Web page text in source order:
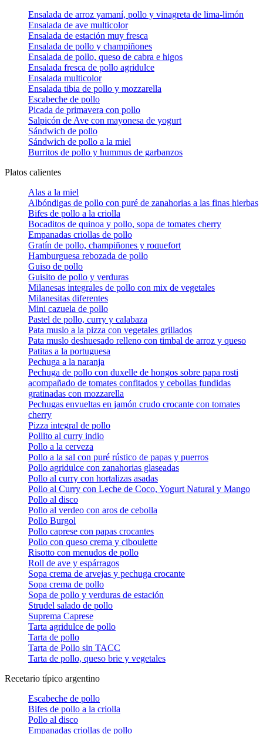
Ensalada de arroz yamaní, pollo y vinagreta de lima-limón
Ensalada de ave multicolor
Ensalada de estación muy fresca
Ensalada de pollo y champiñones
Ensalada de pollo, queso de cabra e higos
Ensalada fresca de pollo agridulce
Ensalada multicolor
Ensalada tibia de pollo y mozzarella
Escabeche de pollo
Picada de primavera con pollo
Salpicón de Ave con mayonesa de yogurt
Sándwich de pollo
Sándwich de pollo a la miel
Burritos de pollo y hummus de garbanzos
Platos calientes
Alas a la miel
Albóndigas de pollo con puré de zanahorias a las finas hierbas
Bifes de pollo a la criolla
Bocaditos de quinoa y pollo, sopa de tomates cherry
Empanadas criollas de pollo
Gratín de pollo, champiñones y roquefort
Hamburguesa rebozada de pollo
Guiso de pollo
Guisito de pollo y verduras
Milanesas integrales de pollo con mix de vegetales
Milanesitas diferentes
Mini cazuela de pollo
Pastel de pollo, curry y calabaza
Pata muslo a la pizza con vegetales grillados
Pata muslo deshuesado relleno con timbal de arroz y queso
Patitas a la portuguesa
Pechuga a la naranja
Pechuga de pollo con duxelle de hongos sobre papa rosti
acompañado de tomates confitados y cebollas fundidas
gratinadas con mozzarella
Pechugas envueltas en jamón crudo crocante con tomates
cherry
Pizza integral de pollo
Pollito al curry indio
Pollo a la cerveza
Pollo a la sal con puré rústico de papas y puerros
Pollo agridulce con zanahorias glaseadas
Pollo al curry con hortalizas asadas
Pollo al Curry con Leche de Coco, Yogurt Natural y Mango
Pollo al disco
Pollo al verdeo con aros de cebolla
Pollo Burgol
Pollo caprese con papas crocantes
Pollo con queso crema y ciboulette
Risotto con menudos de pollo
Roll de ave y espárragos
Sopa crema de arvejas y pechuga crocante
Sopa crema de pollo
Sopa de pollo y verduras de estación
Strudel salado de pollo
Suprema Caprese
Tarta agridulce de pollo
Tarta de pollo
Tarta de Pollo sin TACC
Tarta de pollo, queso brie y vegetales
Recetario típico argentino
Escabeche de pollo
Bifes de pollo a la criolla
Pollo al disco
Empanadas criollas de pollo